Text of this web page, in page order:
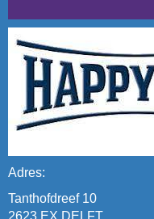
Adres:
Tanthofdreef 10
2623 EX DELFT